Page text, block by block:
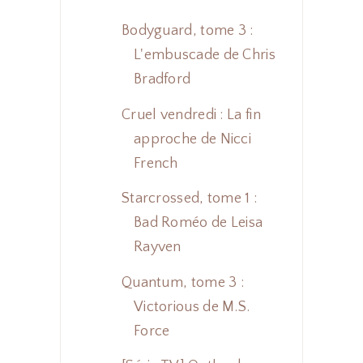
Bodyguard, tome 3 :
L'embuscade de Chris
Bradford
Cruel vendredi : La fin
approche de Nicci
French
Starcrossed, tome 1 :
Bad Roméo de Leisa
Rayven
Quantum, tome 3 :
Victorious de M.S.
Force